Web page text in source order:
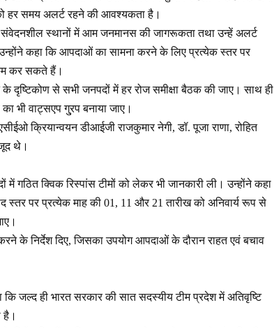
हर समय अलर्ट रहने की आवश्यकता है।
संवेदनशील स्थानों में आम जनमानस की जागरूकता तथा उन्हें अलर्ट
कहा कि आपदाओं का सामना करने के लिए प्रत्येक स्तर पर
कर सकते हैं।
के दृष्टिकोण से सभी जनपदों में हर रोज समीक्षा बैठक की जाए। साथ ही
भी वाट्सएप गु्रप बनाया जाए।
क्रियान्वयन डीआईजी राजकुमार नेगी, डॉ. पूजा राणा, रोहित
थे।
गठित क्विक रिस्पांस टीमों को लेकर भी जानकारी ली। उन्होंने कहा
स्तर पर प्रत्येक माह की 01, 11 और 21 तारीख को अनिवार्य रूप से
के निर्देश दिए, जिसका उपयोग आपदाओं के दौरान राहत एवं बचाव
जल्द ही भारत सरकार की सात सदस्यीय टीम प्रदेश में अतिवृष्टि
है।